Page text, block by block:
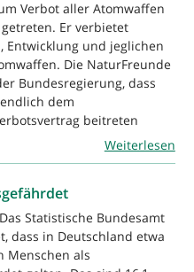
Verbot aller Atomwaffen
getreten. Er verbietet
Entwicklung und jeglichen
Die NaturFreunde
Bundesregierung, dass
dem
beitreten
Weiterlesen
Statistische Bundesamt
dass in Deutschland etwa
Menschen als